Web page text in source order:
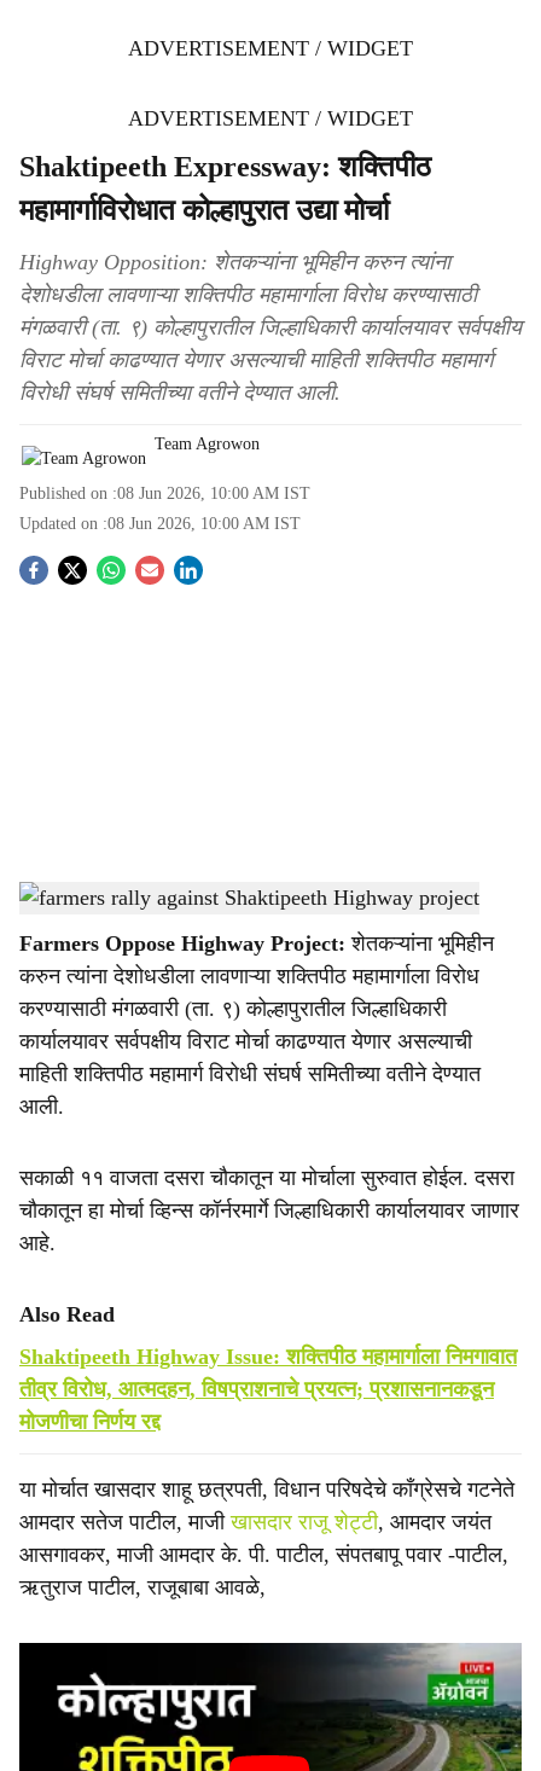
ADVERTISEMENT / WIDGET
ADVERTISEMENT / WIDGET
Shaktipeeth Expressway: शक्तिपीठ
महामार्गाविरोधात कोल्हापुरात उद्या मोर्चा
Highway Opposition: शेतकऱ्यांना भूमिहीन करुन त्यांना
देशोधडीला लावणाऱ्या शक्तिपीठ महामार्गाला विरोध करण्यासाठी
मंगळवारी (ता. ९) कोल्हापुरातील जिल्हाधिकारी कार्यालयावर सर्वपक्षीय
विराट मोर्चा काढण्यात येणार असल्याची माहिती शक्तिपीठ महामार्ग
विरोधी संघर्ष समितीच्या वतीने देण्यात आली.
Team Agrowon
Published on :08 Jun 2026, 10:00 AM IST
Updated on :08 Jun 2026, 10:00 AM IST
S
a
r
e
Protest against Shaktipeeth Expressway in Kolhapur - Agrowon
Farmers Oppose Highway Project: शेतकऱ्यांना भूमिहीन
करुन त्यांना देशोधडीला लावणाऱ्या शक्तिपीठ महामार्गाला विरोध
करण्यासाठी मंगळवारी (ता. ९) कोल्हापुरातील जिल्हाधिकारी
कार्यालयावर सर्वपक्षीय विराट मोर्चा काढण्यात येणार असल्याची
माहिती शक्तिपीठ महामार्ग विरोधी संघर्ष समितीच्या वतीने देण्यात
आली.
सकाळी ११ वाजता दसरा चौकातून या मोर्चाला सुरुवात होईल. दसरा
चौकातून हा मोर्चा व्हिन्स कॉर्नरमार्गे जिल्हाधिकारी कार्यालयावर जाणार
आहे.
Also Read
Shaktipeeth Highway Issue: शक्तिपीठ महामार्गाला निमगावात
तीव्र विरोध, आत्मदहन, विषप्राशनाचे प्रयत्न; प्रशासनानकडून
मोजणीचा निर्णय रद्द
या मोर्चात खासदार शाहू छत्रपती, विधान परिषदेचे काँग्रेसचे गटनेते
आमदार सतेज पाटील, माजीखासदार राजू शेट्टी, आमदार जयंत
आसगावकर, माजी आमदार के. पी. पाटील, संपतबापू पवार -पाटील,
ऋतुराज पाटील, राजूबाबा आवळे,